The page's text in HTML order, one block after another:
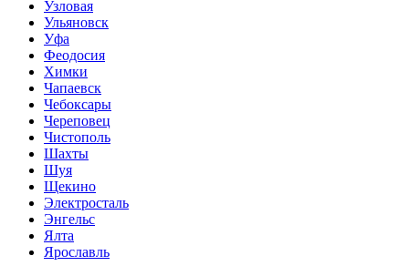
Узловая
Ульяновск
Уфа
Феодосия
Химки
Чапаевск
Чебоксары
Череповец
Чистополь
Шахты
Шуя
Щекино
Электросталь
Энгельс
Ялта
Ярославль